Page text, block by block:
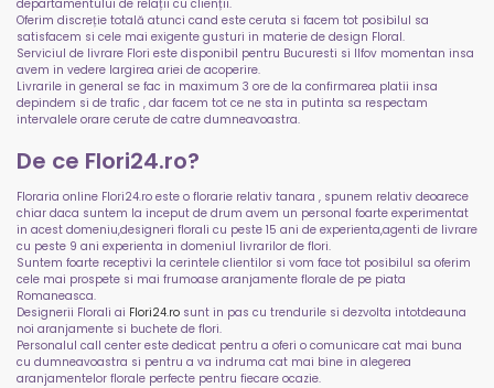
departamentului de relații cu clienții.
Oferim discreție totală atunci cand este ceruta si facem tot posibilul sa
satisfacem si cele mai exigente gusturi in materie de design Floral.
Serviciul de livrare Flori este disponibil pentru Bucuresti si Ilfov momentan insa
avem in vedere largirea ariei de acoperire.
Livrarile in general se fac in maximum 3 ore de la confirmarea platii insa
depindem si de trafic , dar facem tot ce ne sta in putinta sa respectam
intervalele orare cerute de catre dumneavoastra.
De ce Flori24.ro?
Floraria online Flori24.ro este o florarie relativ tanara , spunem relativ deoarece
chiar daca suntem la inceput de drum avem un personal foarte experimentat
in acest domeniu,designeri florali cu peste 15 ani de experienta,agenti de livrare
cu peste 9 ani experienta in domeniul livrarilor de flori.
Suntem foarte receptivi la cerintele clientilor si vom face tot posibilul sa oferim
cele mai prospete si mai frumoase aranjamente florale de pe piata
Romaneasca.
Designerii Florali ai Flori24.ro sunt in pas cu trendurile si dezvolta intotdeauna
noi aranjamente si buchete de flori.
Personalul call center este dedicat pentru a oferi o comunicare cat mai buna
cu dumneavoastra si pentru a va indruma cat mai bine in alegerea
aranjamentelor florale perfecte pentru fiecare ocazie.